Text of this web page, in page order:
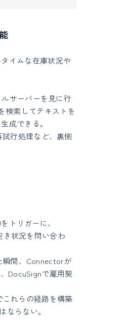
イムな在庫状況や
サーバーを見に行
検索してテキストを
成できる。
行処理など、裏側
トリガーに、
状況を問い合わ
瞬間、Connectorが
DocuSignで雇用契
これらの経路を構築
らない。